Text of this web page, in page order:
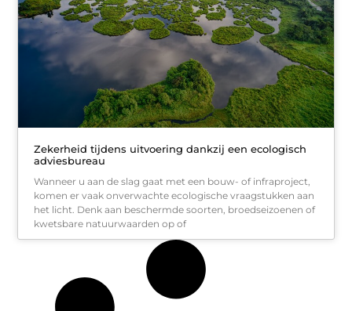
Zekerheid tijdens uitvoering dankzij een ecologisch
adviesbureau
Wanneer u aan de slag gaat met een bouw- of infraproject,
komen er vaak onverwachte ecologische vraagstukken aan
het licht. Denk aan beschermde soorten, broedseizoenen of
kwetsbare natuurwaarden op of